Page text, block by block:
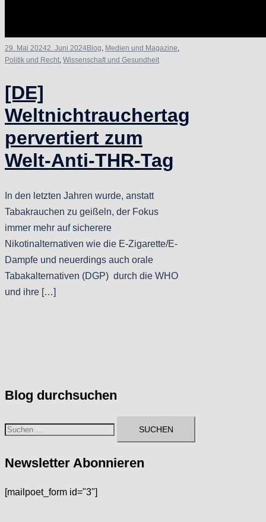
29. Mai 20242. Juni 2024Blog, Medien und Magazine,
Politik und Recht, Wissenschaft und Gesundheit
[DE]
Weltnichtrauchertag
pervertiert zum
Welt-Anti-THR-Tag
In den letzten Jahren wurde, anstatt
Tabakrauchen zu geißeln, der Fokus
immer mehr auf sicherere
Nikotinalternativen wie die E-Zigarette/E-
Dampfe und neuerdings auch orale
Tabakalternativen (DGP) durch die WHO
und ihre […]
Blog durchsuchen
Suchen
Newsletter Abonnieren
[mailpoet_form id="3"]